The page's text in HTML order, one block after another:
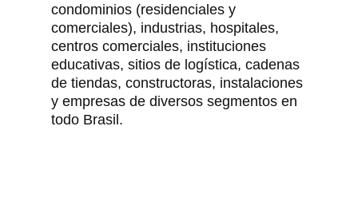
condominios (residenciales y
comerciales), industrias, hospitales,
centros comerciales, instituciones
educativas, sitios de logística, cadenas
de tiendas, constructoras, instalaciones
y empresas de diversos segmentos en
todo Brasil.